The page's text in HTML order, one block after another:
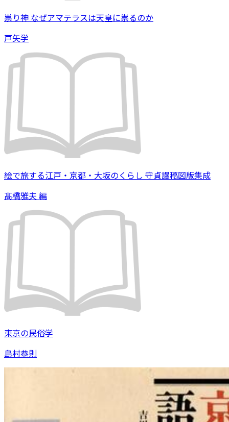
祟り神 なぜアマテラスは天皇に祟るのか
戸矢学
絵で旅する江戸・京都・大坂のくらし 守貞謾稿図版集成
髙橋雅夫 編
東京の民俗学
島村恭則